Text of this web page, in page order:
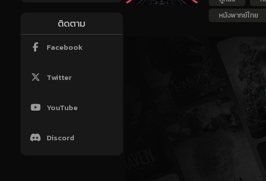
ติดตาม
Facebook
Twitter
YouTube
Discord
หนังพากย์ไทย